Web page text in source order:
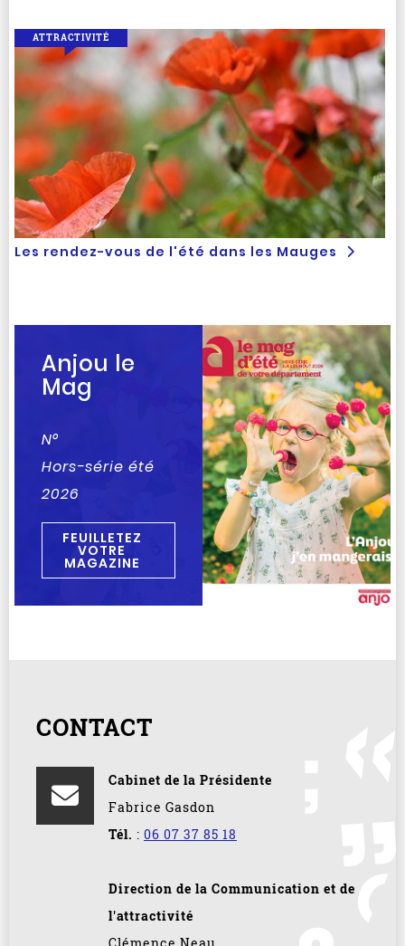
Les rendez-vous de l'été dans les Mauges
ATTRACTIVITÉ
Anjou le
Mag
N°
Hors-série été
2026
FEUILLETEZ
VOTRE
MAGAZINE
CONTACT
Cabinet de la Présidente
Fabrice Gasdon
Tél. : 06 07 37 85 18
Direction de la Communication et de
l'attractivité